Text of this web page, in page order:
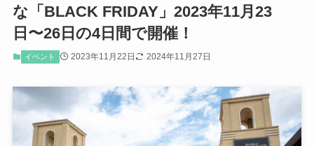
な「BLACK FRIDAY」2023年11月23
日〜26日の4日間で開催！
イベント 2023年11月22日 2024年11月27日